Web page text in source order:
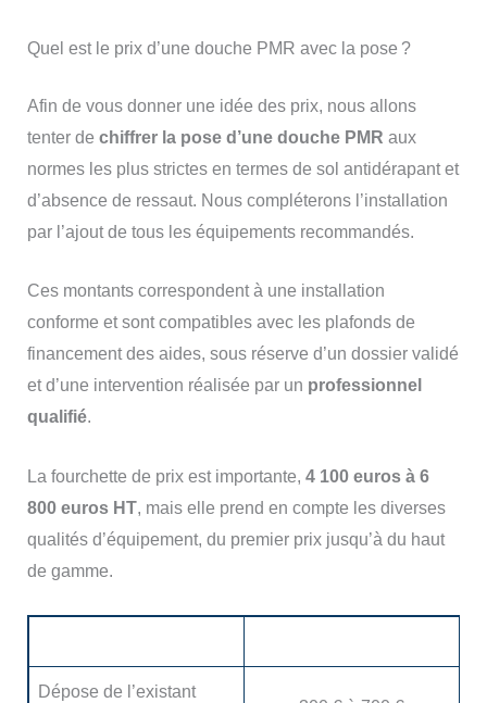
Quel est le prix d’une douche PMR avec la pose ?
Afin de vous donner une idée des prix, nous allons
tenter de chiffrer la pose d’une douche PMR aux
normes les plus strictes en termes de sol antidérapant et
d’absence de ressaut. Nous compléterons l’installation
par l’ajout de tous les équipements recommandés.
Ces montants correspondent à une installation
conforme et sont compatibles avec les plafonds de
financement des aides, sous réserve d’un dossier validé
et d’une intervention réalisée par un professionnel
qualifié.
La fourchette de prix est importante, 4 100 euros à 6
800 euros HT, mais elle prend en compte les diverses
qualités d’équipement, du premier prix jusqu’à du haut
de gamme.
Dépose de l’existant